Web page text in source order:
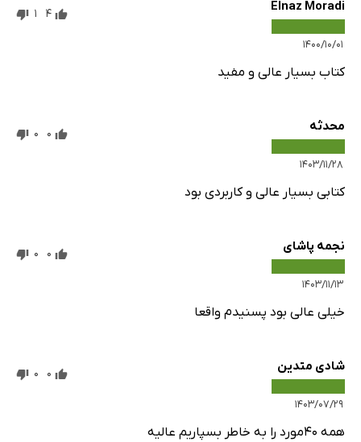
Elnaz Moradi
۱۴۰۰/۱۰/۰۱
4
1
کتاب بسیار عالی و مفید
محدثه
۱۴۰۳/۱۱/۲۸
0
0
کتابی بسیار عالی و کاربردی بود
نجمه پاشای
۱۴۰۳/۱۱/۱۳
0
0
خیلی عالی بود پسنیدم واقعا
شادی متدین
۱۴۰۳/۰۷/۲۹
0
0
همه ۴۰مورد را به خاطر بسپاریم عالیه